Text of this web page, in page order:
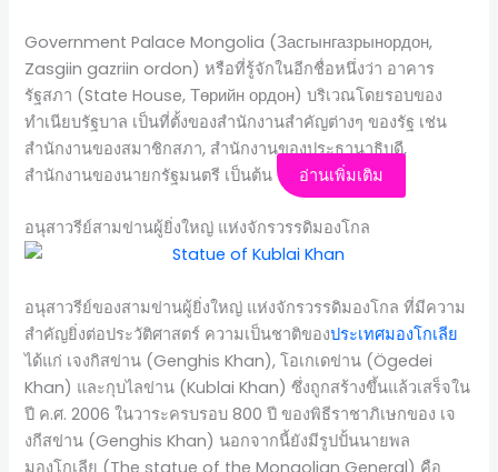
Government Palace Mongolia (Засгынгазрынордон,
Zasgiin gazriin ordon) หรือที่รู้จักในอีกชื่อหนึ่งว่า อาคาร
รัฐสภา (State House, Төрийн ордон) บริเวณโดยรอบของ
ทำเนียบรัฐบาล เป็นที่ตั้งของสำนักงานสำคัญต่างๆ ของรัฐ เช่น
สำนักงานของสมาชิกสภา, สำนักงานของประธานาธิบดี,
สำนักงานของนายกรัฐมนตรี เป็นต้น
อ่านเพิ่มเติม
อนุสาวรีย์สามข่านผู้ยิ่งใหญ่ แห่งจักรวรรดิมองโกล
อนุสาวรีย์ของสามข่านผู้ยิ่งใหญ่ แห่งจักรวรรดิมองโกล ที่มีความ
สำคัญยิ่งต่อประวัติศาสตร์ ความเป็นชาติของประเทศมองโกเลีย
ได้แก่ เจงกิสข่าน (Genghis Khan), โอเกเดข่าน (Ögedei
Khan) และกุบไลข่าน (Kublai Khan) ซึ่งถูกสร้างขึ้นแล้วเสร็จใน
ปี ค.ศ. 2006 ในวาระครบรอบ 800 ปี ของพิธีราชาภิเษกของ เจ
งกีสข่าน (Genghis Khan) นอกจากนี้ยังมีรูปปั้นนายพล
มองโกเลีย (The statue of the Mongolian General) คือ